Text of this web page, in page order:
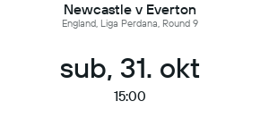
Newcastle v Everton
England, Liga Perdana, Round 9
sub, 31. okt
15:00